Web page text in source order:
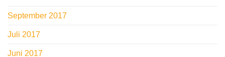
September 2017
Juli 2017
Juni 2017